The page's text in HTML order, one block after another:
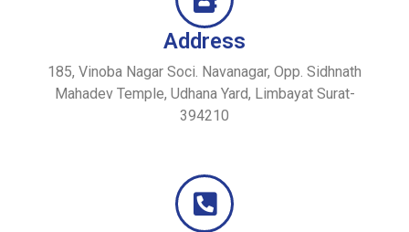
Address
185, Vinoba Nagar Soci. Navanagar, Opp. Sidhnath
Mahadev Temple, Udhana Yard, Limbayat Surat-
394210